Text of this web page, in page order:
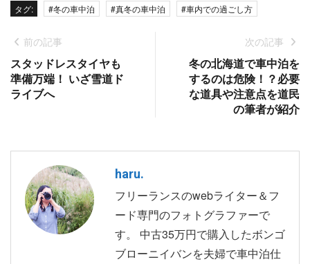
タグ: #冬の車中泊 #真冬の車中泊 #車内での過ごし方
前の記事
スタッドレスタイヤも
準備万端！ いざ雪道ド
ライブへ
次の記事
冬の北海道で車中泊を
するのは危険！？必要
な道具や注意点を道民
の筆者が紹介
haru.
フリーランスのwebライター＆フ
ード専門のフォトグラファーで
す。 中古35万円で購入したボンゴ
ブローニイバンを夫婦で車中泊仕